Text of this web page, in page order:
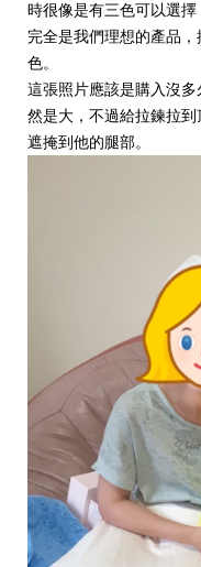
時很像是有三色可以選
完全是我們理想的產品
色。
這張照片應該是購入沒
然是大，不過給拉鍊拉
遮掩到他的腿部。